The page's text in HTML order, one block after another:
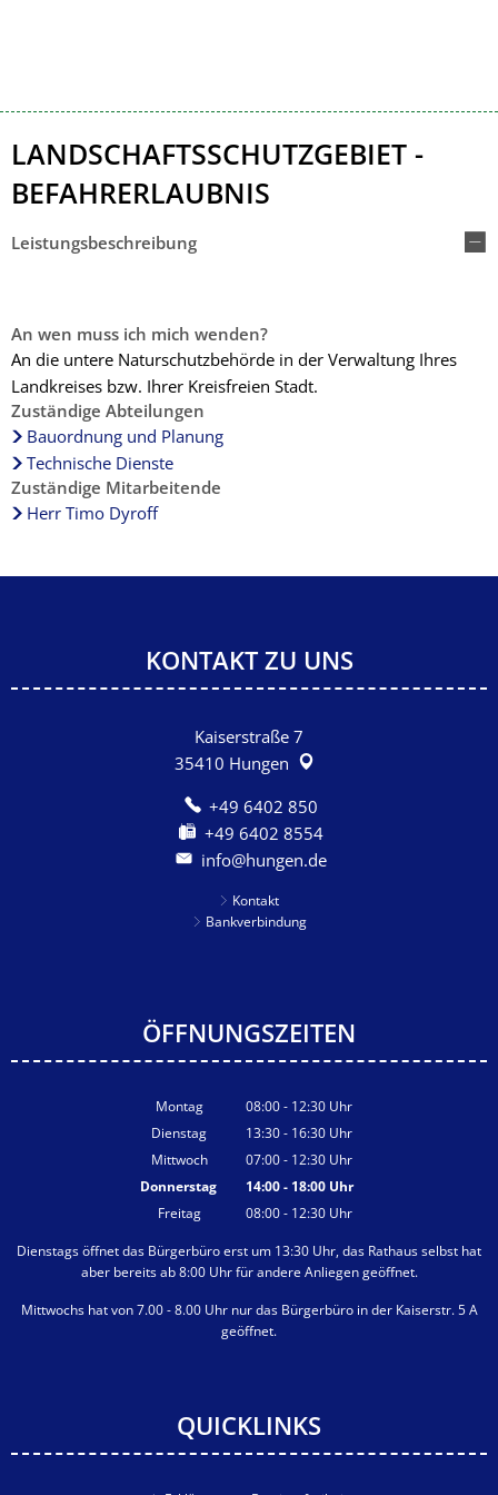
LANDSCHAFTSSCHUTZGEBIET -
BEFAHRERLAUBNIS
Leistungsbeschreibung
An wen muss ich mich wenden?
An die untere Naturschutzbehörde in der Verwaltung Ihres
Landkreises bzw. Ihrer Kreisfreien Stadt.
Zuständige Abteilungen
Bauordnung und Planung
Technische Dienste
Zuständige Mitarbeitende
Herr Timo Dyroff
KONTAKT ZU UNS
Kaiserstraße 7
35410 Hungen
+49 6402 850
+49 6402 8554
info@hungen.de
Kontakt
Bankverbindung
ÖFFNUNGSZEITEN
Montag 08:00- 12:30 Uhr
Von 08:00 bis 12:30 Uhr
Dienstag 13:30- 16:30 Uhr
Von 13:30 bis 16:30 Uhr
Mittwoch 07:00- 12:30 Uhr
Von 07:00 bis 12:30 Uhr
Donnerstag 14:00- 18:00Uhr
Von 14:00 bis 18:00 Uhr
Freitag 08:00- 12:30 Uhr
Dienstags öffnet das Bürgerbüro erst um 13:30 Uhr, das Rathaus selbst hat
aber bereits ab 8:00 Uhr für andere Anliegen geöffnet.
Mittwochs hat von 7.00 - 8.00 Uhr nur das Bürgerbüro in der Kaiserstr. 5 A
geöffnet.
QUICKLINKS